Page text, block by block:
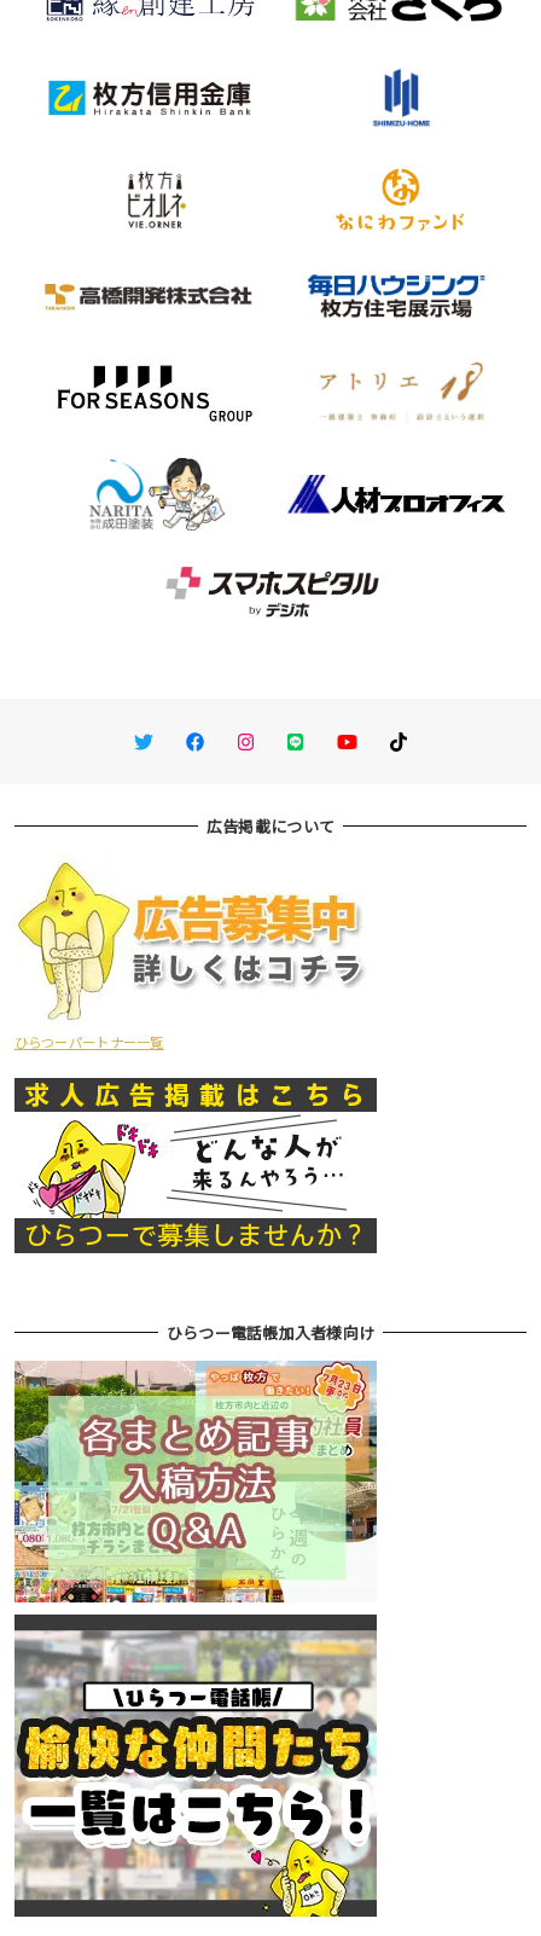
TwitterFacebookInstagram
LINE You TubeTikTok
広告掲載について
ひらつーパートナー一覧
ひらつー電話帳加入者様向け